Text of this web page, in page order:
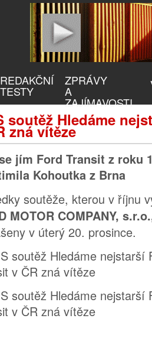
REDAKČNÍ
TESTY
ZPRÁVY
A
ZAJÍMAVOSTI
soutěž Hledáme
zná vítěze
jím Ford Transit z roku
Kohoutka z Brna
soutěže, kterou v říjnu
MOTOR COMPANY,
v úterý 20. prosince.